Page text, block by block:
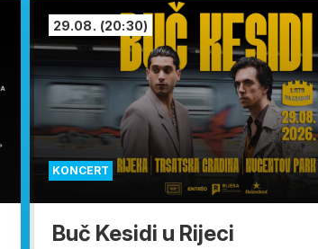
KONCERT
29.08. (20:30)
Buč Kesidi u Rijeci